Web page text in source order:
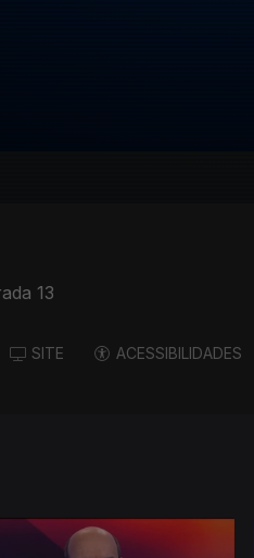
13
SITE ACESSIBILIDADES